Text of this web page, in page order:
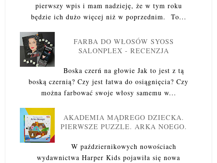
pierwszy wpis i mam nadzieję, że w tym roku
będzie ich dużo więcej niż w poprzednim. To...
FARBA DO WŁOSÓW SYOSS
SALONPLEX - RECENZJA
Boska czerń na głowie Jak to jest z tą
boską czernią? Czy jest łatwa do osiągnięcia? Czy
można farbować swoje włosy samemu w...
AKADEMIA MĄDREGO DZIECKA.
PIERWSZE PUZZLE. ARKA NOEGO.
W październikowych nowościach
wydawnictwa Harper Kids pojawiła się nowa